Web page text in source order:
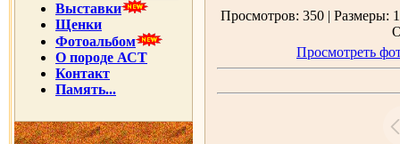
Выставки
Щенки
Фотоальбом
О породе АСТ
Контакт
Память...
Просмотров: 350 | Размеры:
Просмотреть